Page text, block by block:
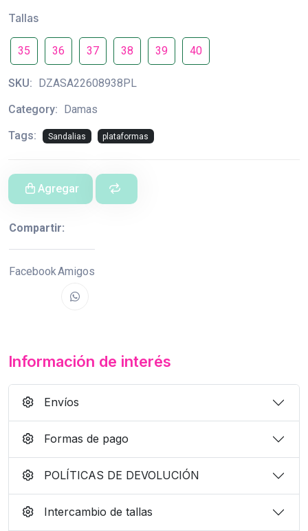
Tallas
35 36 37 38 39 40
SKU: DZASA22608938PL
Category: Damas
Tags:
Sandalias plataformas
Agregar
Compartir:
FacebookAmigos
Información de interés
Envíos
Formas de pago
POLÍTICAS DE DEVOLUCIÓN
Intercambio de tallas